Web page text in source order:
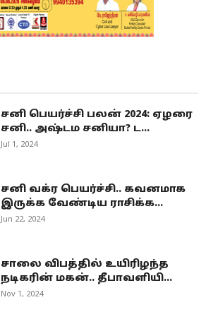
சனி பெயர்ச்சி பலன் 2024: ஏழரை
சனி.. அஷ்டம சனியா? ட...
Jul 1, 2024
சனி வக்ர பெயர்ச்சி.. கவனமாக
இருக்க வேண்டிய ராசிக்க...
Jun 22, 2024
சாலை விபத்தில் உயிரிழந்த
நடிகரின் மகன்.. தீபாவளியி...
Nov 1, 2024